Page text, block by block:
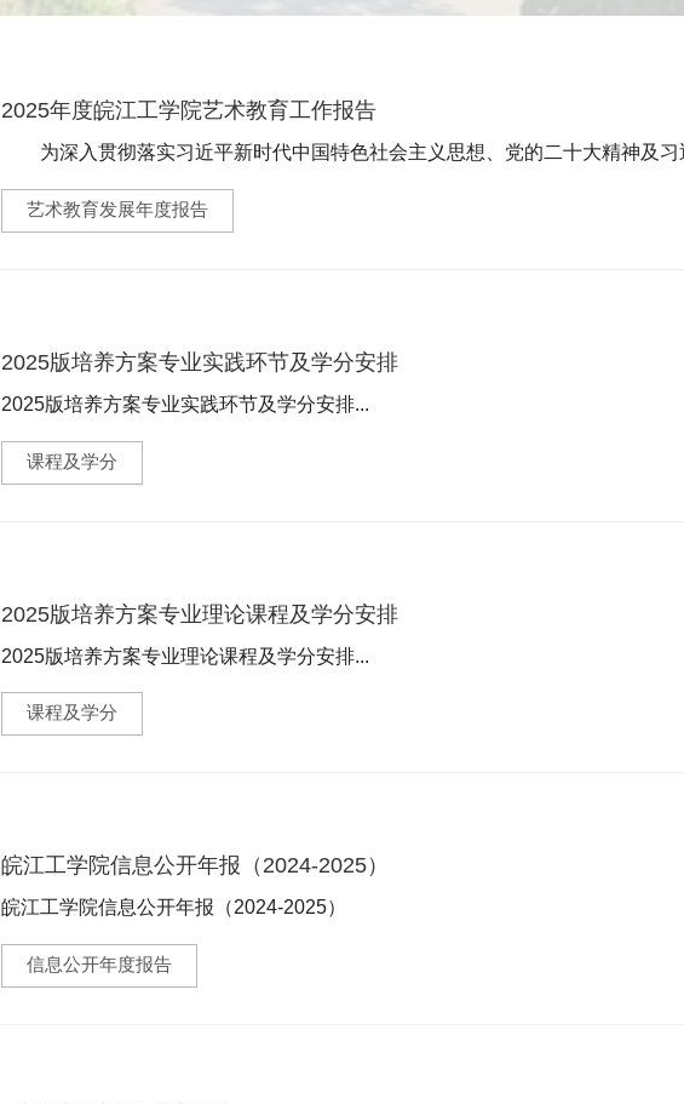
2025年度皖江工学院艺术教育工作报告
为深入贯彻落实习近平新时代中国特色社会主义思想、党的二十大精神及习
实加强新时代高等学校美育工作的意见》等文...
艺术教育发展年度报告
2025版培养方案专业实践环节及学分安排
2025版培养方案专业实践环节及学分安排...
课程及学分
2025版培养方案专业理论课程及学分安排
2025版培养方案专业理论课程及学分安排...
课程及学分
皖江工学院信息公开年报（2024-2025）
皖江工学院信息公开年报（2024-2025）
根据《高等学校信息公开办法》（中华人民共和国教育部令第29号）等文件精神
信息公开年度报告